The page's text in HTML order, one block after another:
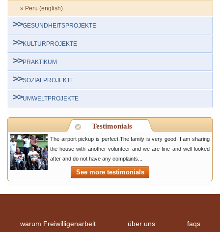
» Peru (english)
GESUNDHEITSPROJEKTE
KULTURPROJEKTE
PRAKTIKUM
SOZIALPROJEKTE
UMWELTPROJEKTE
Testimonials
The airport pickup is perfect.The family is very good. I am sharing
the house with another volunteer and we are fine and well looked
after and do not have any complaints...
See more testimonials
warum Freiwilligenarbeit über uns faqs